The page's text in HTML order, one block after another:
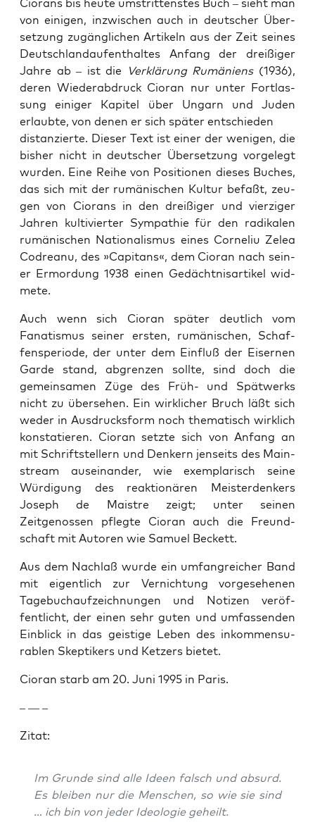
Cio­rans bis heute umstrit­ten­stes Buch – sieht man
von eini­gen, inzwis­chen auch in deutsch­er Über­
set­zung zugänglichen Artikeln aus der Zeit seines
Deutsch­landaufen­thaltes Anfang der dreißiger
Jahre ab – ist die Verk­lärung Rumäniens(1936),
deren Wieder­ab­druck Cio­ran nur unter Fort­las­
sung einiger Kapi­tel über Ungarn und Juden
erlaubte, von denen er sich später entsch­ieden
dis­tanzierte. Dieser Text ist ein­er der weni­gen, die
bish­er nicht in deutsch­er Über­set­zung vorgelegt
wur­den. Eine Rei­he von Posi­tio­nen dieses Buch­es,
das sich mit der rumänis­chen Kul­tur befaßt, zeu­
gen von Cio­rans in den dreißiger und vierziger
Jahren kul­tiviert­er Sym­pa­thie für den radikalen
rumänis­chen Nation­al­is­mus eines Cor­neliu Zelea
Codreanu, des »Cap­i­tans«, dem Cio­ran nach sein­
er Ermor­dung 1938 einen Gedächt­nis­ar­tikel wid­
mete.
Auch wenn sich Cio­ran später deut­lich vom
Fanatismus sein­er ersten, rumänis­chen, Schaf­
fenspe­ri­ode, der unter dem Ein­fluß der Eis­er­nen
Garde stand, abgren­zen sollte, sind doch die
gemein­samen Züge des Früh- und Spätwerks
nicht zu überse­hen. Ein wirk­lich­er Bruch läßt sich
wed­er in Aus­drucks­form noch the­ma­tisch wirk­lich
kon­sta­tieren. Cio­ran set­zte sich von Anfang an
mit Schrift­stellern und Denkern jen­seits des Main­
stream auseinan­der, wie exem­plar­isch seine
Würdi­gung des reak­tionären Meis­ter­denkers
Joseph de Maistre zeigt; unter seinen
Zeitgenossen pflegte Cio­ran auch die Fre­und­
schaft mit Autoren wie Samuel Beck­ett.
Aus dem Nach­laß wurde ein umfan­gre­ich­er Band
mit eigentlich zur Ver­nich­tung vorge­se­henen
Tage­buchaufze­ich­nun­gen und Noti­zen veröf­
fentlicht, der einen sehr guten und umfassenden
Ein­blick in das geistige Leben des inkom­men­su­
rablen Skep­tik­ers und Ket­zers bietet.
Cio­ran starb am 20. Juni 1995 in Paris.
– — –
Zitat:
Im Grunde sind alle Ideen falsch und absurd.
Es bleiben nur die Men­schen, so wie sie sind
… ich bin von jed­er Ide­olo­gie geheilt.